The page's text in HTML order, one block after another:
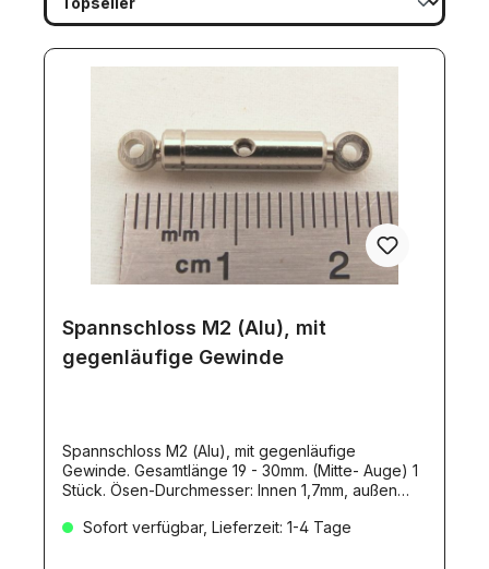
Spannschloss M2 (Alu), mit
gegenläufige Gewinde
Spannschloss M2 (Alu), mit gegenläufige
Gewinde. Gesamtlänge 19 - 30mm. (Mitte- Auge) 1
Stück. Ösen-Durchmesser: Innen 1,7mm, außen
Sofort verfügbar, Lieferzeit: 1-4 Tage